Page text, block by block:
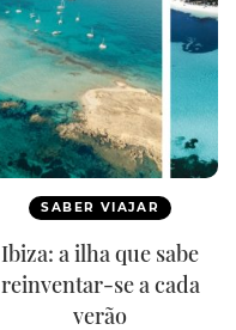
SABER VIAJAR
Ibiza: a ilha que sabe
reinventar-se a cada
verão